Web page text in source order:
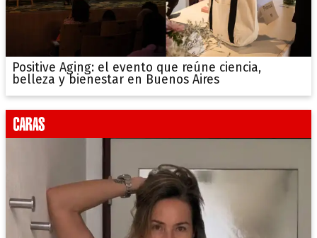
Positive Aging: el evento que reúne ciencia,
belleza y bienestar en Buenos Aires